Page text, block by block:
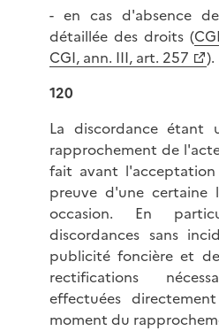
- en cas d'absence
détaillée des droits (
CGI, ann. III, art. 257
).
120
La discordance étant
rapprochement de
fait avant
preuve d'une
occasion. En
discordances sans
publicité foncière et
rectifications
effectuées
moment du